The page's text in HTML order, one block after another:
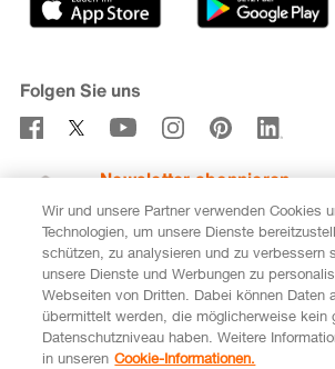
Medien
Verhaltenskodex & Meldestelle
Folgen Sie uns
Newsletter abonnieren
Rechtliches Datenschutz
Cookie-Einstellungen
FR
Wir und unsere Partner verwenden Cookies
Technologien, um unsere Dienste
schützen, zu analysieren und zu verbessern
unsere Dienste und Werbungen zu
Webseiten von Dritten. Dabei können Daten
übermittelt werden, die möglicherweise kein
Datenschutzniveau haben. Weitere
in unseren Cookie-Informationen.